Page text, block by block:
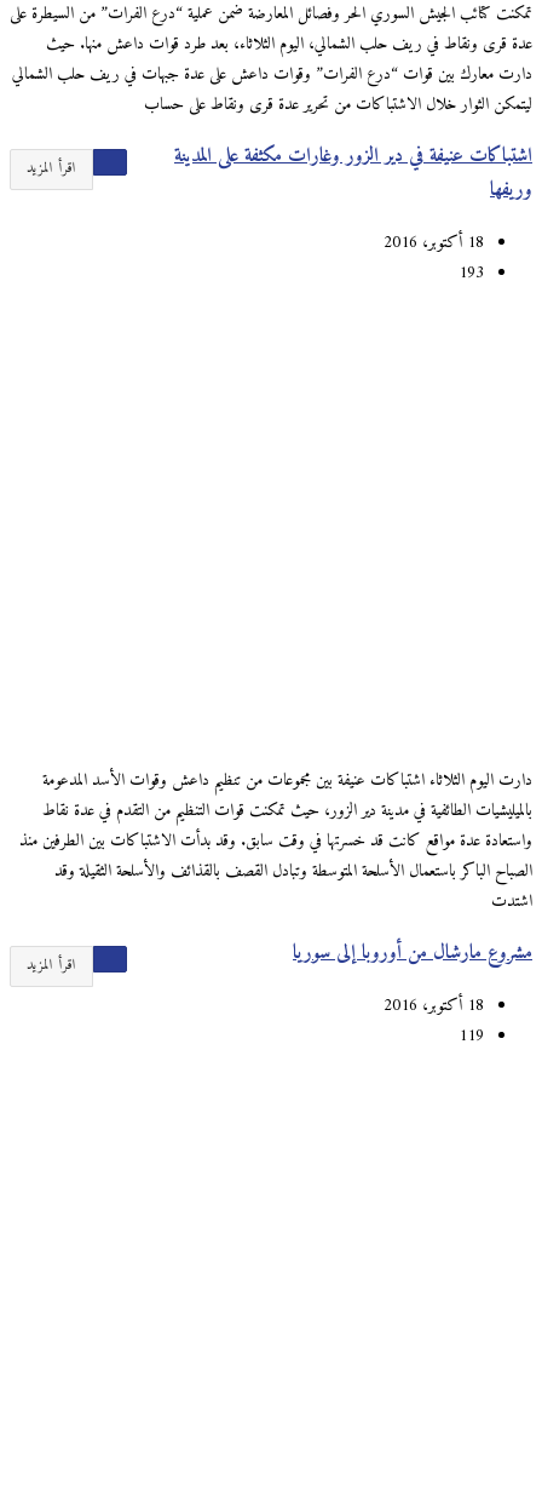
تمكنت كتائب الجيش السوري الحر وفصائل المعارضة ضمن عملية “درع الفرات” من السيطرة على
عدة قرى ونقاط في ريف حلب الشمالي، اليوم الثلاثاء، بعد طرد قوات داعش منها. حيث
دارت معارك بين قوات “درع الفرات” وقوات داعش على عدة جبهات في ريف حلب الشمالي
ليتمكن الثوار خلال الاشتباكات من تحرير عدة قرى ونقاط على حساب
اقرأ المزيد
اشتباكات عنيفة في دير الزور وغارات مكثفة على المدينة
وريفها
18 أكتوبر، 2016
193
دارت اليوم الثلاثاء اشتباكات عنيفة بين مجموعات من تنظيم داعش وقوات الأسد المدعومة
بالميليشيات الطائفية في مدينة دير الزور، حيث تمكنت قوات التنظيم من التقدم في عدة نقاط
واستعادة عدة مواقع كانت قد خسرتها في وقت سابق. وقد بدأت الاشتباكات بين الطرفين منذ
الصباح الباكر باستعمال الأسلحة المتوسطة وتبادل القصف بالقذائف والأسلحة الثقيلة وقد
اشتدت
اقرأ المزيد مشروع مارشال من أوروبا إلى سوريا
18 أكتوبر، 2016
119